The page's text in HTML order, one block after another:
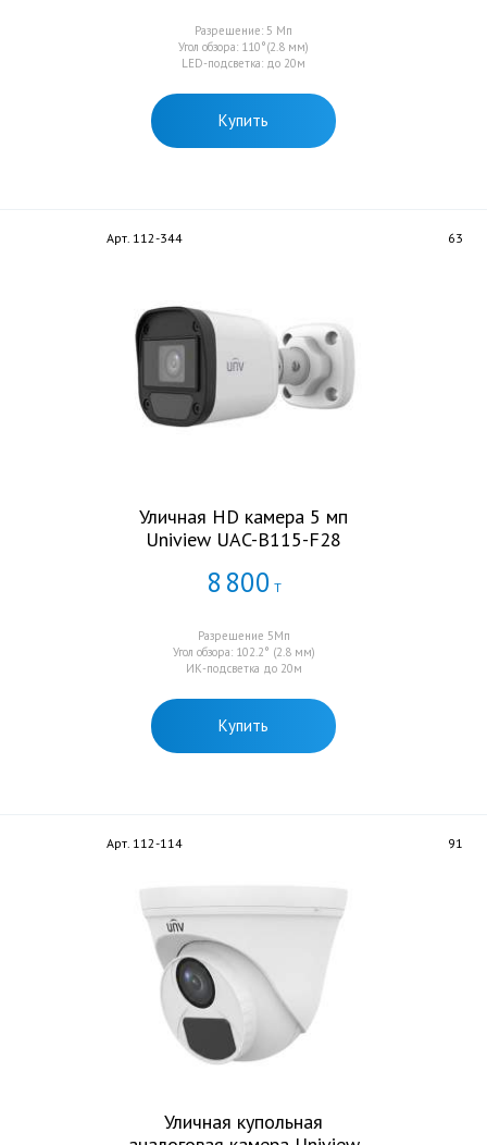
Разрешение: 5 Мп
Угол обзора: 110°(2.8 мм)
LED-подсветка: до 20м
Купить
Арт. 112-344 63
Уличная HD камера 5 мп
Uniview UAC-B115-F28
8 800 Т
Разрешение 5Мп
Угол обзора: 102.2° (2.8 мм)
ИК-подсветка до 20м
Купить
Арт. 112-114 91
Уличная купольная